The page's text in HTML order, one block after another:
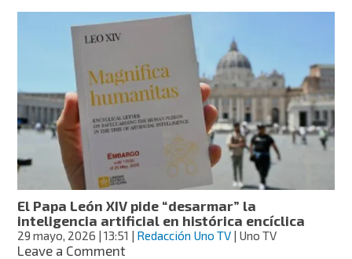
en
las
corridas
de
toros
intentan
llegar
al
Papa
León
XIV
El Papa León XIV pide “desarmar” la
inteligencia artificial en histórica encíclica
29 mayo, 2026 | 13:51 | Redacción Uno TV | Uno TV
Leave a Commenton